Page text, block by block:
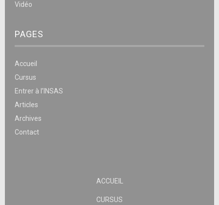
Vidéo
PAGES
Accueil
Cursus
Entrer à l’INSAS
Articles
Archives
Contact
ACCUEIL
CURSUS